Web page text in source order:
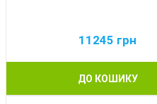
11245 грн
ДО КОШИКУ